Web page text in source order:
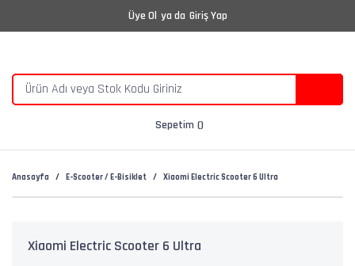
Üye Ol ya da Giriş Yap
Sepetim
Anasayfa E-Scooter / E-Bisiklet Xiaomi Electric Scooter 6 Ultra
Xiaomi Electric Scooter 6 Ultra